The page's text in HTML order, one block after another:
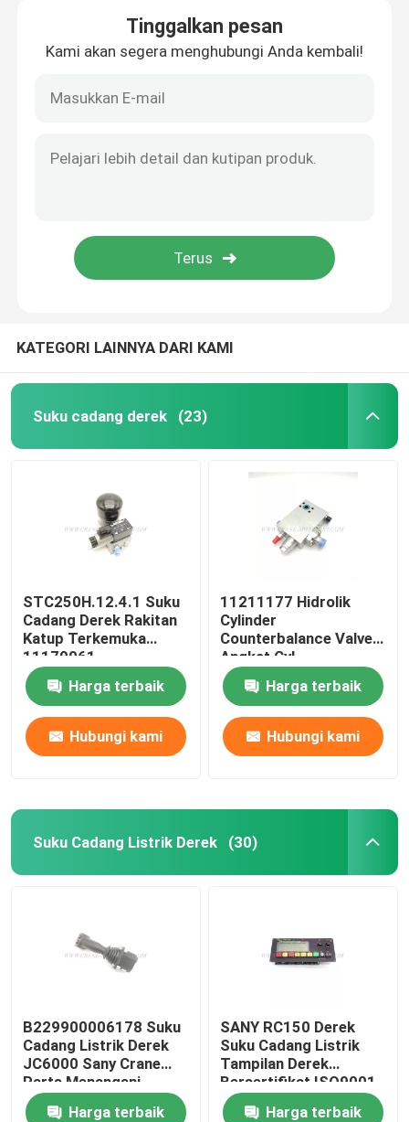
Tinggalkan pesan
Kami akan segera menghubungi Anda kembali!
KATEGORI LAINNYA DARI KAMI
Suku cadang derek (23)
STC250H.12.4.1 Suku
Cadang Derek Rakitan
Katup Terkemuka
11179961
Harga terbaik
Hubungi kami
11211177 Hidrolik
Cylinder
Counterbalance Valve
Angkat Cyl
STC750.4.1.19.10
Harga terbaik
Hubungi kami
Suku Cadang Listrik Derek (30)
B229900006178 Suku
Cadang Listrik Derek
JC6000 Sany Crane
Parts Menangani
Operasi
Harga terbaik
SANY RC150 Derek
Suku Cadang Listrik
Tampilan Derek
Bersertifikat ISO9001
Harga terbaik